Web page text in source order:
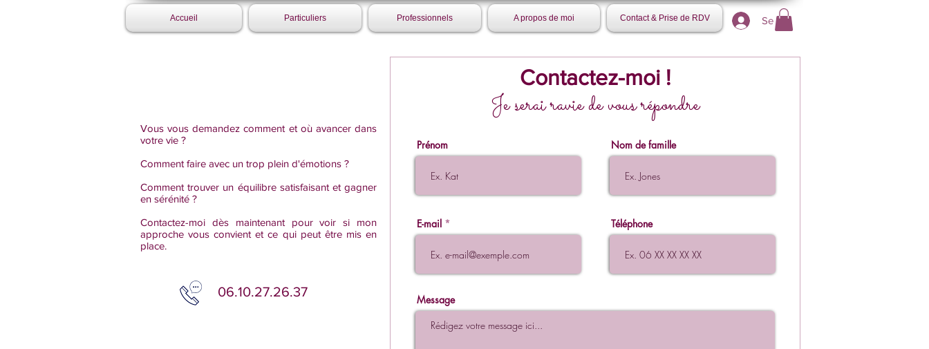
Accueil Particuliers Professionnels A propos de moi Contact & Prise de RDV Se connecter
Vous vous demandez comment et où avancer dans
votre vie ?
Comment faire avec un trop plein d'émotions ?
Comment trouver un équilibre satisfaisant et gagner
en sérénité ?
Contactez-moi dès maintenant pour voir si mon
approche vous convient et ce qui peut être mis en
place.
06.10.27.26.37
Contactez-moi !
Je serai ravie de vous répondre
Prénom Nom de famille
E-mail Téléphone
Message